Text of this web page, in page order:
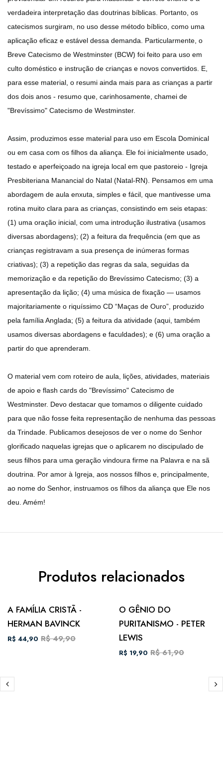
verdadeira interpretação das doutrinas bíblicas. Portanto, os
catecismos surgiram, no uso desse método bíblico, como uma
aplicação eficaz e estável dessa demanda. Particularmente, o
Breve Catecismo de Westminster (BCW) foi feito para uso em
culto doméstico e instrução de crianças e novos convertidos. E,
para esse material, o resumi ainda mais para as crianças a partir
dos dois anos - resumo que, carinhosamente, chamei de
"Brevíssimo" Catecismo de Westminster.
Assim, produzimos esse material para uso em Escola Dominical
ou em casa com os filhos da aliança. Ele foi inicialmente usado,
testado e aperfeiçoado na igreja local em que pastoreio - Igreja
Presbiteriana Manancial do Natal (Natal-RN). Pensamos em uma
abordagem de aula enxuta, simples e fácil, que mantivesse uma
rotina muito clara para as crianças, consistindo em seis etapas:
(1) uma oração inicial, com uma introdução ilustrativa (usamos
diversas abordagens); (2) a feitura da frequência (em que as
crianças registravam a sua presença de inúmeras formas
criativas); (3) a repetição das regras da sala, seguidas da
memorização e da repetição do Brevíssimo Catecismo; (3) a
apresentação da lição; (4) uma música de fixação — usamos
majoritariamente o riquíssimo CD “Maças de Ouro”, produzido
pela família Anglada; (5) a feitura da atividade (aqui, também
usamos diversas abordagens e faculdades); e (6) uma oração a
partir do que aprenderam.
O material vem com roteiro de aula, lições, atividades, materiais
de apoio e flash cards do "Brevíssimo" Catecismo de
Westminster. Devo destacar que tomamos o diligente cuidado
para que não fosse feita representação de nenhuma das pessoas
da Trindade. Publicamos desejosos de ver o nome do Senhor
glorificado naquelas igrejas que o aplicarem no discipulado de
seus filhos para uma geração vindoura firme na Palavra e na sã
doutrina. Por amor à Igreja, aos nossos filhos e, principalmente,
ao nome do Senhor, instruamos os filhos da aliança que Ele nos
deu. Amém!
Produtos relacionados
A FAMÍLIA CRISTÃ -
HERMAN BAVINCK
R$ 44,90 R$ 49,90
O GÊNIO DO
PURITANISMO - PETER
LEWIS
R$ 19,90 R$ 61,90